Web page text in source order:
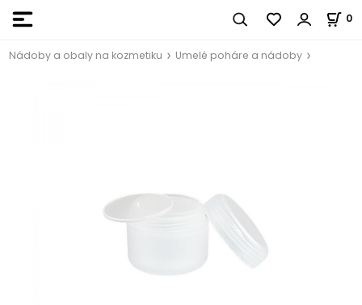
0
Nádoby a obaly na kozmetiku Umelé poháre a nádoby